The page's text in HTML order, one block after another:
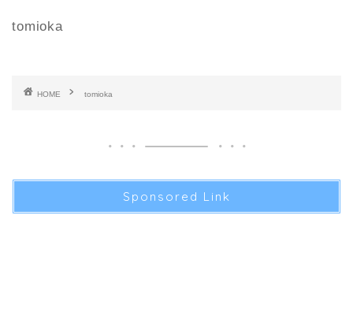
tomioka
HOME tomioka
Sponsored Link